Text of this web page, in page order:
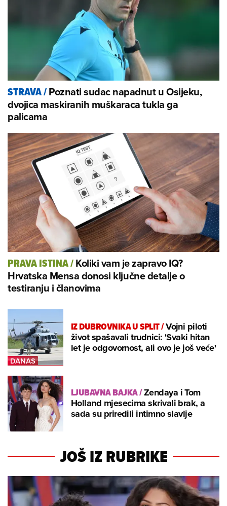
STRAVA/Poznati sudac napadnut u Osijeku,
dvojica maskiranih muškaraca tukla ga
palicama
PRAVA ISTINA/Koliki vam je zapravo IQ?
Hrvatska Mensa donosi ključne detalje o
testiranju i članovima
IZ DUBROVNIKA U SPLIT/Vojni piloti
život spašavali trudnici: 'Svaki hitan
let je odgovornost, ali ovo je još veće'
LJUBAVNA BAJKA/Zendaya i Tom
Holland mjesecima skrivali brak, a
sada su priredili intimno slavlje
JOŠ IZ RUBRIKE